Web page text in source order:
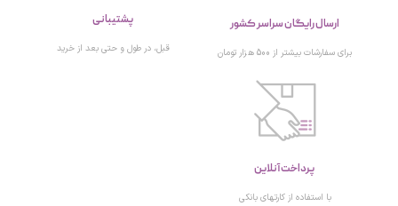
ارسال رایگان سراسر کشور
برای سفارشات بیشتر از 500 هزار تومان
پشتیبانی
قبل، در طول و حتی بعد از خرید
پرداخت آنلاین
با استفاده از کارتهای بانکی